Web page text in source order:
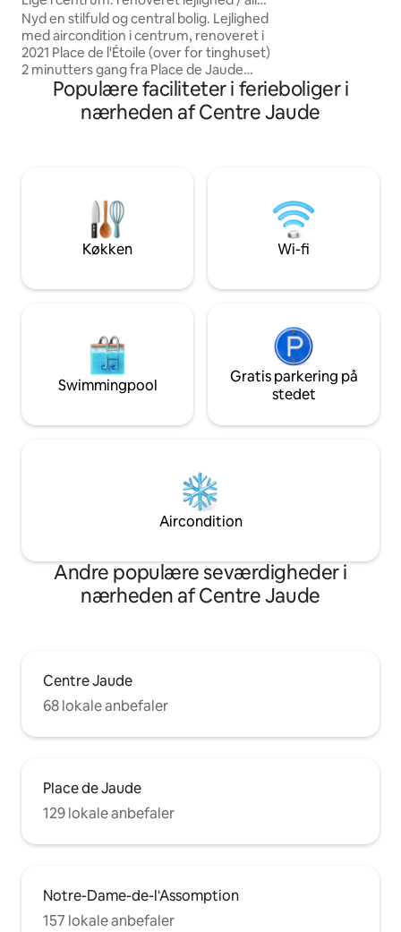
bekvemmeligheder / aircondition
Nyd en stilfuld og central bolig. Lejlighed
med aircondition i centrum, renoveret i
2021 Place de l'Étoile (over for tinghuset)
2 minutters gang fra Place de Jaude
Gaillard-sporvognsstop (1 minut fra
lejligheden) 3. sal, uhindret udsigt, ikke
Soveværelse med 160 x 200 seng Ideel til
to personer INGEN FESTER Rygning
Populære faciliteter i ferieboliger i
nærheden af Centre Jaude
Køkken Wi-fi
Swimmingpool
Gratis parkering på
stedet
Aircondition
Andre populære seværdigheder i
nærheden af Centre Jaude
Centre Jaude
68 lokale anbefaler
Place de Jaude
129 lokale anbefaler
Notre-Dame-de-l'Assomption
157 lokale anbefaler